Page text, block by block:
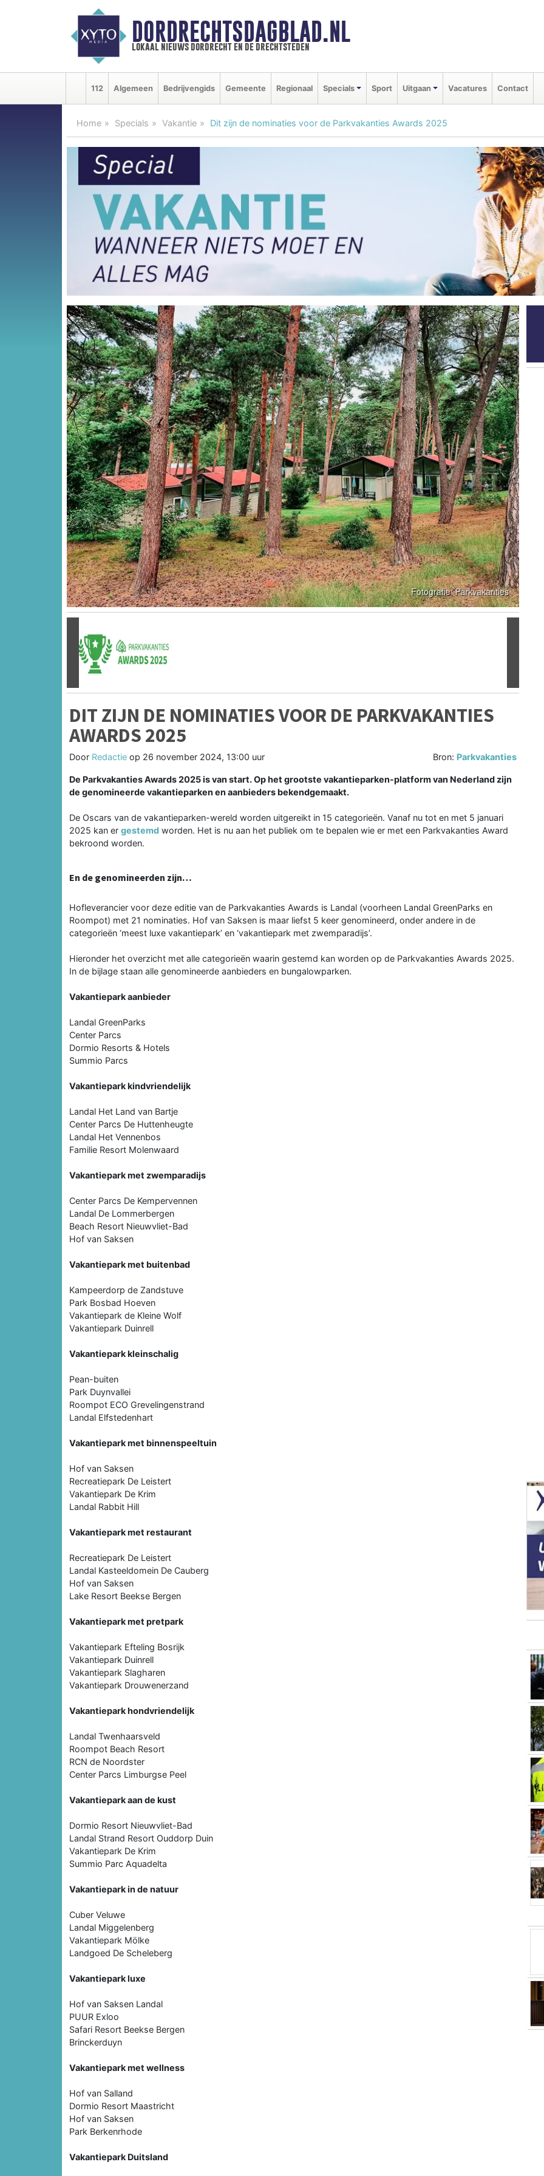
DORDRECHTSDAGBLAD.NL
lokaal nieuws dordrecht en de drechtsteden
112 Algemeen Bedrijvengids Gemeente Regionaal Specials Sport Uitgaan Vacatures Contact
Home Specials Vakantie Dit zijn de nominaties voor de Parkvakanties Awards 2025
Vorige
DIT ZIJN DE NOMINATIES VOOR DE PARKVAKANTIES
AWARDS 2025
Door Redactie op 26 november 2024, 13:00 uur Bron: Parkvakanties
De Parkvakanties Awards 2025 is van start. Op het grootste vakantieparken-platform van Nederland zijn
de genomineerde vakantieparken en aanbieders bekendgemaakt.
De Oscars van de vakantieparken-wereld worden uitgereikt in 15 categorieën. Vanaf nu tot en met 5 januari
2025 kan er gestemd worden. Het is nu aan het publiek om te bepalen wie er met een Parkvakanties Award
bekroond worden.
En de genomineerden zijn…
Hofleverancier voor deze editie van de Parkvakanties Awards is Landal (voorheen Landal GreenParks en
Roompot) met 21 nominaties. Hof van Saksen is maar liefst 5 keer genomineerd, onder andere in de
categorieën ‘meest luxe vakantiepark’ en ‘vakantiepark met zwemparadijs’.
Hieronder het overzicht met alle categorieën waarin gestemd kan worden op de Parkvakanties Awards 2025.
In de bijlage staan alle genomineerde aanbieders en bungalowparken.
Vakantiepark aanbieder
Landal GreenParks
Center Parcs
Dormio Resorts & Hotels
Summio Parcs
Vakantiepark kindvriendelijk
Landal Het Land van Bartje
Center Parcs De Huttenheugte
Landal Het Vennenbos
Familie Resort Molenwaard
Vakantiepark met zwemparadijs
Center Parcs De Kempervennen
Landal De Lommerbergen
Beach Resort Nieuwvliet-Bad
Hof van Saksen
Vakantiepark met buitenbad
Kampeerdorp de Zandstuve
Park Bosbad Hoeven
Vakantiepark de Kleine Wolf
Vakantiepark Duinrell
Vakantiepark kleinschalig
Pean-buiten
Park Duynvallei
Roompot ECO Grevelingenstrand
Landal Elfstedenhart
Vakantiepark met binnenspeeltuin
Hof van Saksen
Recreatiepark De Leistert
Vakantiepark De Krim
Landal Rabbit Hill
Vakantiepark met restaurant
Recreatiepark De Leistert
Landal Kasteeldomein De Cauberg
Hof van Saksen
Lake Resort Beekse Bergen
Vakantiepark met pretpark
Vakantiepark Efteling Bosrijk
Vakantiepark Duinrell
Vakantiepark Slagharen
Vakantiepark Drouwenerzand
Vakantiepark hondvriendelijk
Landal Twenhaarsveld
Roompot Beach Resort
RCN de Noordster
Center Parcs Limburgse Peel
Vakantiepark aan de kust
Dormio Resort Nieuwvliet-Bad
Landal Strand Resort Ouddorp Duin
Vakantiepark De Krim
Summio Parc Aquadelta
Vakantiepark in de natuur
Cuber Veluwe
Landal Miggelenberg
Vakantiepark Mölke
Landgoed De Scheleberg
Vakantiepark luxe
Hof van Saksen Landal
PUUR Exloo
Safari Resort Beekse Bergen
Brinckerduyn
Vakantiepark met wellness
Hof van Salland
Dormio Resort Maastricht
Hof van Saksen
Park Berkenrhode
Vakantiepark Duitsland